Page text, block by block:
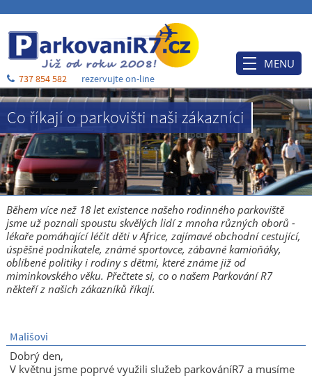
Co říkají o parkovišti naši zákazníci
Během více než 18 let existence našeho rodinného parkoviště
jsme už poznali spoustu skvělých lidí z mnoha různých oborů -
lékaře pomáhající léčit děti v Africe, zajímavé obchodní cestující,
úspěšné podnikatele, známé sportovce, zábavné kamioňáky,
oblíbené politiky i rodiny s dětmi, které známe již od
miminkovského věku. Přečtete si, co o našem Parkování R7
někteří z našich zákazníků říkají.
Mališovi
Dobrý den,
V květnu jsme poprvé využili služeb parkováníR7 a musíme
737 854 582 rezervujte on-line
MENU
Úvod
Ceník
Rezervace
Po příjezdu
Ubytování
O nás
Blog
Kontakt a mapa